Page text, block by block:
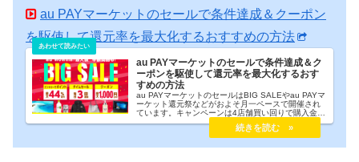
au PAYマーケットのセールで条件達成＆クーポン
を駆使して還元率を最大化するおすすめの方法
au PAYマーケットのセールで条件達成＆ク
ーポンを駆使して還元率を最大化するおす
すめの方法
au PAYマーケットのセールはBIG SALEやau PAYマ
ーケット還元祭などがおよそ月一ペースで開催され
ています。キャンペーンは4店舗買い回りで購入金額
の10%分がポイント還元されるものが多いです。現
在開催中のBIG SALEも同じで、最大49%となって
います。楽天市場の買い回りキャンペーンのau PAY
マーケット版と考えてもらうとわかりやすいです